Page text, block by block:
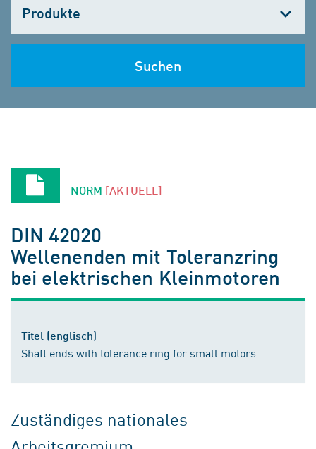
wählen
Suchen
NORM [AKTUELL]
DIN 42020
Wellenenden mit Toleranzring
bei elektrischen Kleinmotoren
Titel (englisch)
Shaft ends with tolerance ring for small motors
Zuständiges nationales